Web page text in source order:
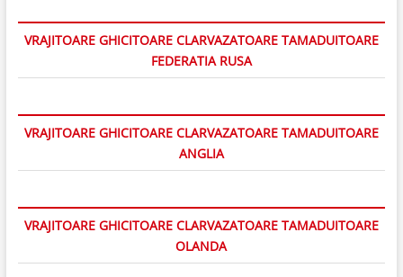
VRAJITOARE GHICITOARE CLARVAZATOARE TAMADUITOARE
FEDERATIA RUSA
VRAJITOARE GHICITOARE CLARVAZATOARE TAMADUITOARE
ANGLIA
VRAJITOARE GHICITOARE CLARVAZATOARE TAMADUITOARE
OLANDA